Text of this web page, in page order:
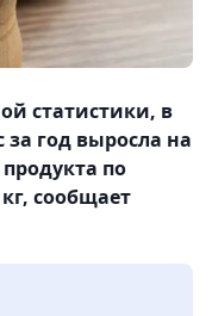
статистики, в
за год выросла на
по
кг, сообщает